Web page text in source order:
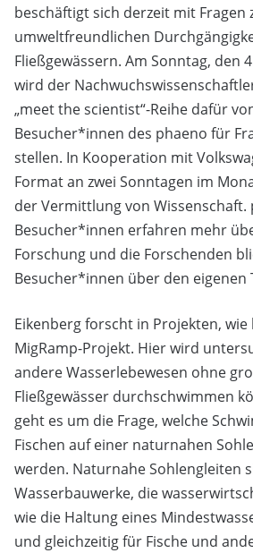
beschäftigt sich derzeit mit Fragen
umweltfreundlichen
Fließgewässern. Am Sonntag, den
wird der
„meet the scientist“-Reihe dafür
Besucher*innen des phaeno für
stellen. In Kooperation mit
Format an zwei Sonntagen im
der Vermittlung von Wissenschaft.
Besucher*innen erfahren mehr
Forschung und die Forschenden
Besucher*innen über den eigenen
Eikenberg forscht in Projekten, wie
MigRamp-Projekt. Hier wird
andere Wasserlebewesen ohne
Fließgewässer durchschwimmen
geht es um die Frage, welche
Fischen auf einer naturnahen
werden. Naturnahe Sohlengleiten
Wasserbauwerke, die
wie die Haltung eines
und gleichzeitig für Fische und